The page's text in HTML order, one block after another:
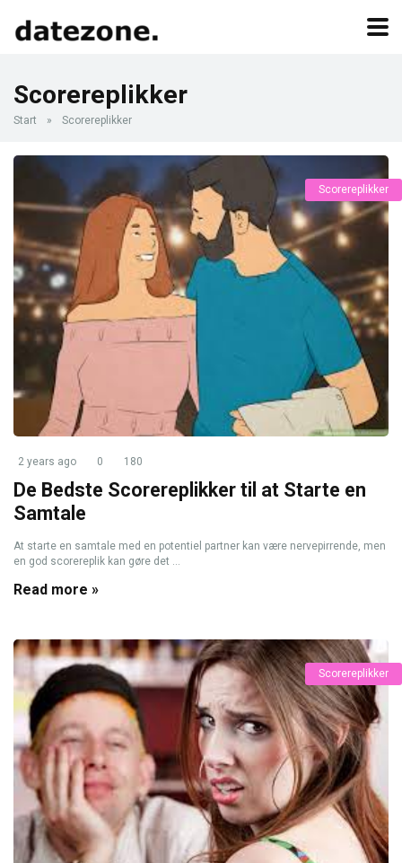
Scorereplikker
Start » Scorereplikker
Scorereplikker
2 years ago 0 180
De Bedste Scorereplikker til at Starte en
Samtale
At starte en samtale med en potentiel partner kan være nervepirrende, men
en god scorereplik kan gøre det ...
Read more »
Scorereplikker